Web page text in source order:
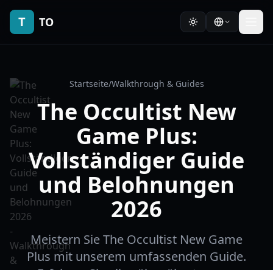
T TO
Startseite/Walkthrough & Guides
The Occultist New
Game Plus:
Vollständiger Guide
und Belohnungen
2026
Meistern Sie The Occultist New Game
Plus mit unserem umfassenden Guide.